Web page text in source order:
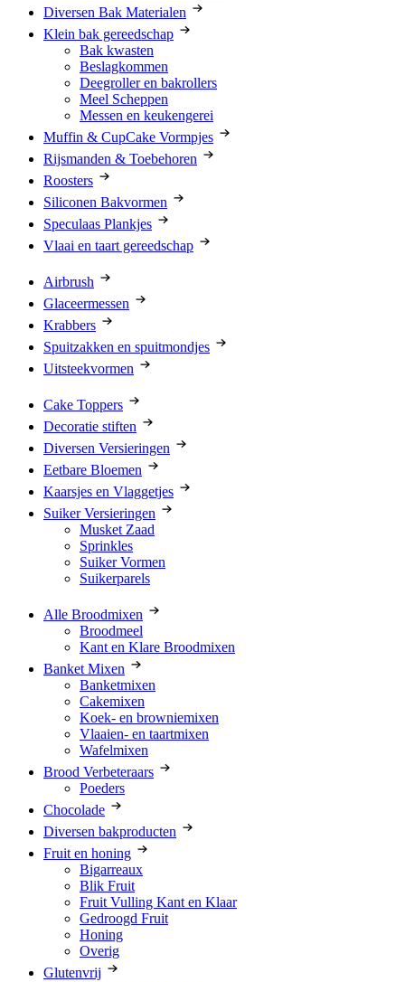
Diversen Bak Materialen
Klein bak gereedschap
Bak kwasten
Beslagkommen
Deegroller en bakrollers
Meel Scheppen
Messen en keukengerei
Muffin & CupCake Vormpjes
Rijsmanden & Toebehoren
Roosters
Siliconen Bakvormen
Speculaas Plankjes
Vlaai en taart gereedschap
Airbrush
Glaceermessen
Krabbers
Spuitzakken en spuitmondjes
Uitsteekvormen
Cake Toppers
Decoratie stiften
Diversen Versieringen
Eetbare Bloemen
Kaarsjes en Vlaggetjes
Suiker Versieringen
Musket Zaad
Sprinkles
Suiker Vormen
Suikerparels
Alle Broodmixen
Broodmeel
Kant en Klare Broodmixen
Banket Mixen
Banketmixen
Cakemixen
Koek- en browniemixen
Vlaaien- en taartmixen
Wafelmixen
Brood Verbeteraars
Poeders
Chocolade
Diversen bakproducten
Fruit en honing
Bigarreaux
Blik Fruit
Fruit Vulling Kant en Klaar
Gedroogd Fruit
Honing
Overig
Glutenvrij